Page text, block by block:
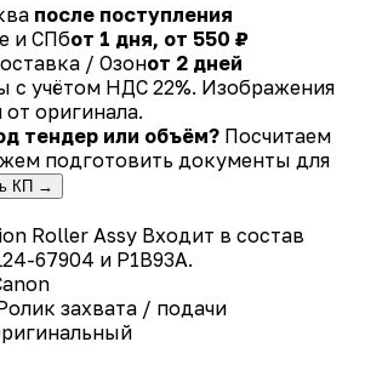
после поступления
и СПбот 1 дня, от 550 ₽
/ Озонот 2 дней
с учётом НДС 22%. Изображения
от оригинала.
тендер или объём? Посчитаем
подготовить документы для
КП →
Roller Assy Входит в состав
67904 и P1B93A.
захвата / подачи